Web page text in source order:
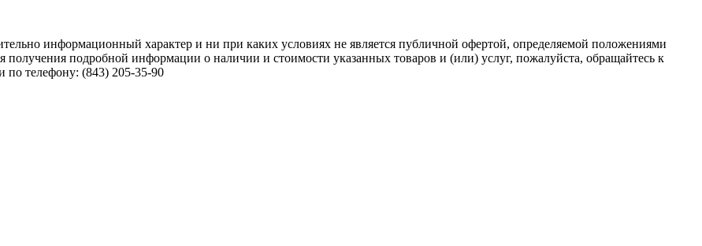
информационный характер и ни при каких условиях не является публичной офертой, определяемой положениями
получения подробной информации о наличии и стоимости указанных товаров и (или) услуг, пожалуйста, обращайтесь к
телефону: (843) 205-35-90